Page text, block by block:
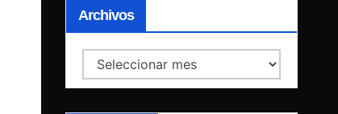
Archivos
Archivos